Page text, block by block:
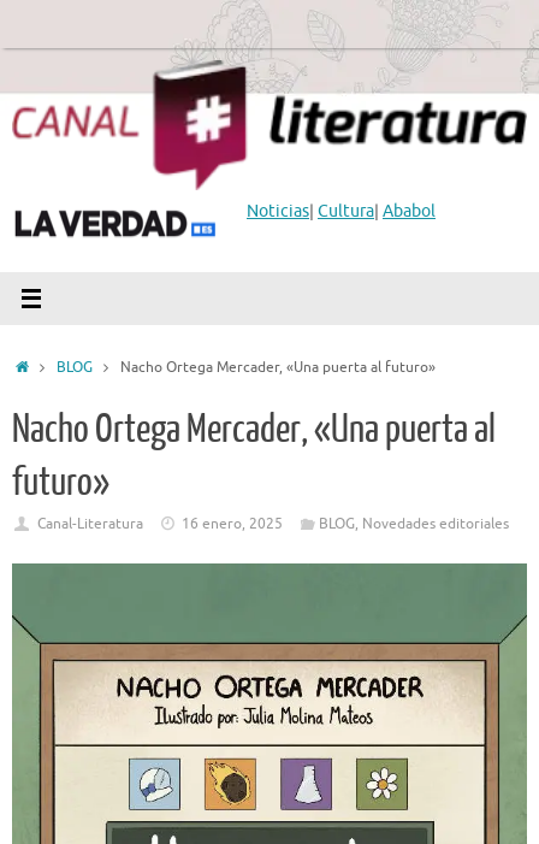
Noticias| Cultura| Ababol
InicioBLOG Nacho Ortega Mercader, «Una puerta al futuro»
Nacho Ortega Mercader, «Una puerta al
futuro»
Canal-Literatura 16 enero, 2025 BLOG, Novedades editoriales